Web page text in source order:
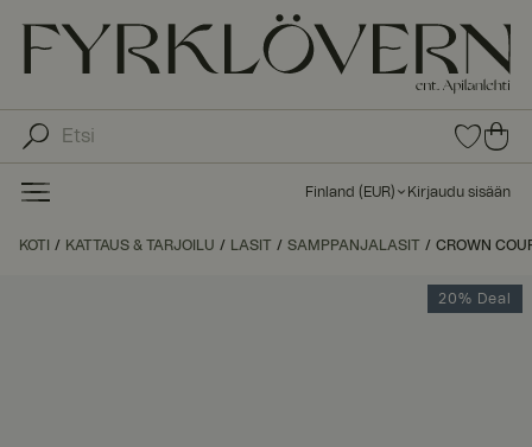
0
tuot
suo
0
tu
ot
a
os
kor
Finland ( EUR) Kirjaudu sisään
KOTI KATTAUS & TARJOILU LASIT SAMPPANJALASIT CROWN
20% Deal